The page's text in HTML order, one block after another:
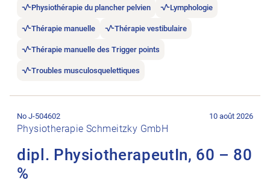
Physiothérapie du plancher pelvien Lymphologie
Thérapie manuelle Thérapie vestibulaire
Thérapie manuelle des Trigger points
Troubles musculosquelettiques
Physiotherapie Schmeitzky GmbH
dipl. PhysiotherapeutIn, 60 – 80
%
No J-504602 10 août 2026